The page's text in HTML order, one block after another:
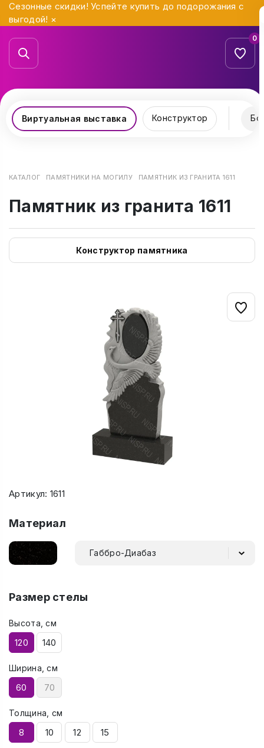
Сезонные скидки! Успейте купить до подорожания с
выгодой! ×
0
Виртуальная выставка Конструктор
КАТАЛОГ ПАМЯТНИКИ НА МОГИЛУ ПАМЯТНИК ИЗ ГРАНИТА 1611
Памятник из гранита 1611
Конструктор памятника
Артикул: 1611
Материал
Габбро-Диабаз
Размер стелы
Высота, см
120 140
Ширина, см
60 70
Толщина, см
8 10 12 15